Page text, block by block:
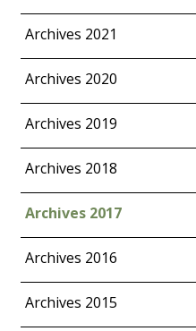
Archives 2021
Archives 2020
Archives 2019
Archives 2018
Archives 2017
Archives 2016
Archives 2015